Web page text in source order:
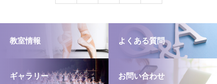
教室情報 よくある質問
ギャラリー お問い合わせ